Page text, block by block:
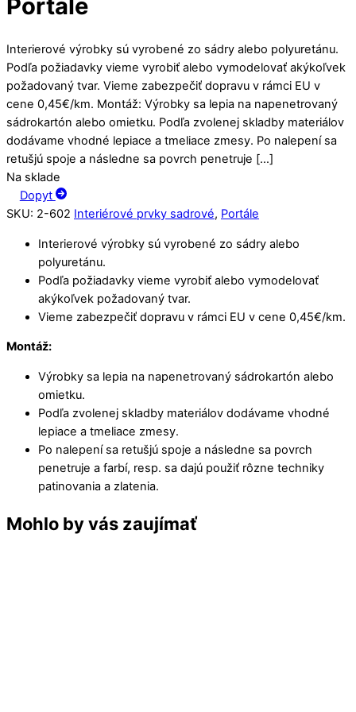
Portále
Interierové výrobky sú vyrobené zo sádry alebo polyuretánu.
Podľa požiadavky vieme vyrobiť alebo vymodelovať akýkoľvek
požadovaný tvar. Vieme zabezpečiť dopravu v rámci EU v
cene 0,45€/km. Montáž: Výrobky sa lepia na napenetrovaný
sádrokartón alebo omietku. Podľa zvolenej skladby materiálov
dodávame vhodné lepiace a tmeliace zmesy. Po nalepení sa
retušjú spoje a následne sa povrch penetruje […]
Na sklade
Dopyt
SKU: 2-602 Interiérové prvky sadrové, Portále
Interierové výrobky sú vyrobené zo sádry alebo
polyuretánu.
Podľa požiadavky vieme vyrobiť alebo vymodelovať
akýkoľvek požadovaný tvar.
Vieme zabezpečiť dopravu v rámci EU v cene 0,45€/km.
Montáž:
Výrobky sa lepia na napenetrovaný sádrokartón alebo
omietku.
Podľa zvolenej skladby materiálov dodávame vhodné
lepiace a tmeliace zmesy.
Po nalepení sa retušjú spoje a následne sa povrch
penetruje a farbí, resp. sa dajú použiť rôzne techniky
patinovania a zlatenia.
Mohlo by vás zaujímať